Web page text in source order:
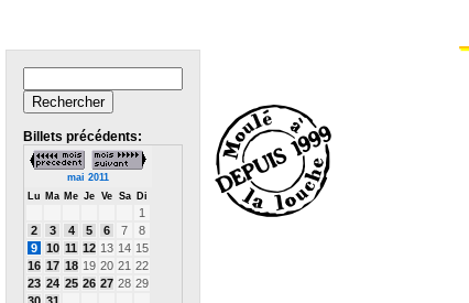
Billets précédents:
mai 2011
Lu Ma Me Je Ve Sa Di
1
2
3 4 5 6 7
8
9
10 11 12 13 14 15
16 17 18 19 20 21 22
23 24 25 26 27 28 29